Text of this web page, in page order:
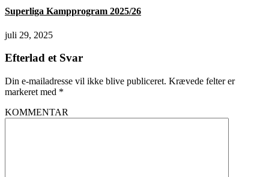
Superliga Kampprogram 2025/26
juli 29, 2025
Efterlad et Svar
Din e-mailadresse vil ikke blive publiceret. Krævede felter er
markeret med *
KOMMENTAR